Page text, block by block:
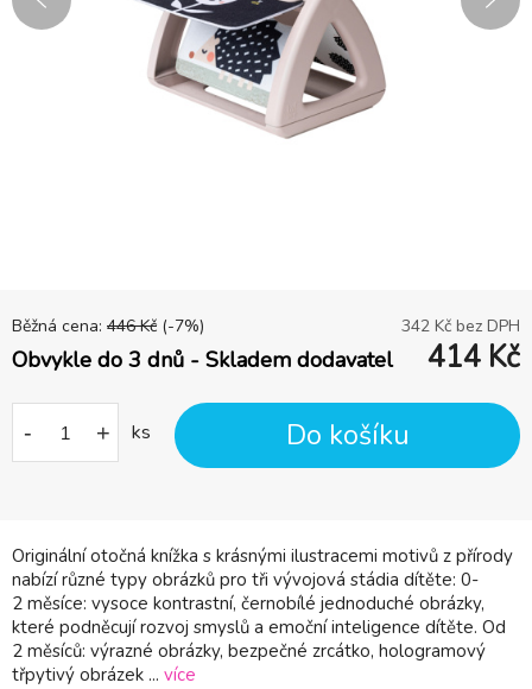
Originální otočná knížka s krásnými ilustracemi motivů z přírody
nabízí různé typy obrázků pro tři vývojová stádia dítěte: 0-
2 měsíce: vysoce kontrastní, černobílé jednoduché obrázky,
které podněcují rozvoj smyslů a emoční inteligence dítěte. Od
2 měsíců: výrazné obrázky, bezpečné zrcátko, hologramový
třpytivý obrázek ... více
Běžná cena: 446 Kč (-7%) 342 Kč bez DPH
Obvykle do 3 dnů - Skladem dodavatel 414 Kč
- + ks Do košíku